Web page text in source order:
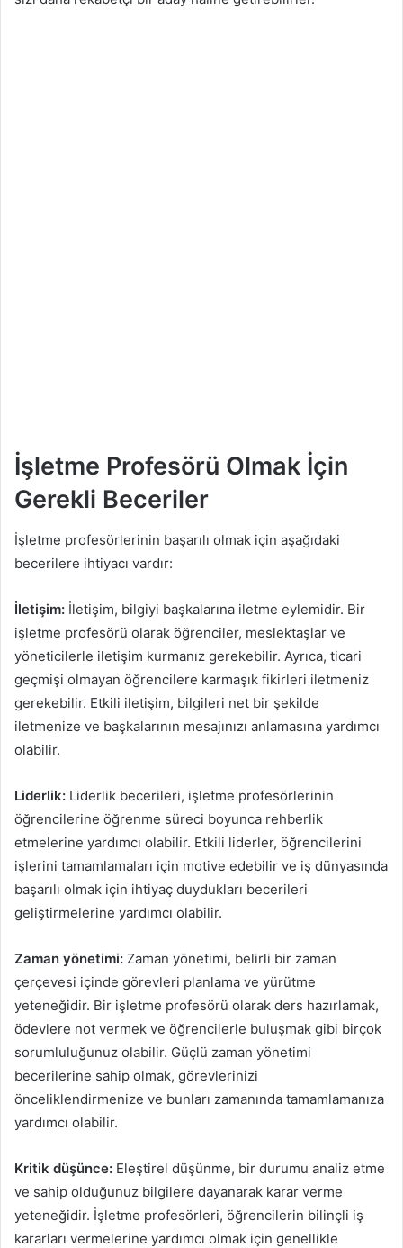
İşletme Profesörü Olmak İçin
Gerekli Beceriler
İşletme profesörlerinin başarılı olmak için aşağıdaki
becerilere ihtiyacı vardır:
İletişim: İletişim, bilgiyi başkalarına iletme eylemidir. Bir
işletme profesörü olarak öğrenciler, meslektaşlar ve
yöneticilerle iletişim kurmanız gerekebilir. Ayrıca, ticari
geçmişi olmayan öğrencilere karmaşık fikirleri iletmeniz
gerekebilir. Etkili iletişim, bilgileri net bir şekilde
iletmenize ve başkalarının mesajınızı anlamasına yardımcı
olabilir.
Liderlik: Liderlik becerileri, işletme profesörlerinin
öğrencilerine öğrenme süreci boyunca rehberlik
etmelerine yardımcı olabilir. Etkili liderler, öğrencilerini
işlerini tamamlamaları için motive edebilir ve iş dünyasında
başarılı olmak için ihtiyaç duydukları becerileri
geliştirmelerine yardımcı olabilir.
Zaman yönetimi: Zaman yönetimi, belirli bir zaman
çerçevesi içinde görevleri planlama ve yürütme
yeteneğidir. Bir işletme profesörü olarak ders hazırlamak,
ödevlere not vermek ve öğrencilerle buluşmak gibi birçok
sorumluluğunuz olabilir. Güçlü zaman yönetimi
becerilerine sahip olmak, görevlerinizi
önceliklendirmenize ve bunları zamanında tamamlamanıza
yardımcı olabilir.
Kritik düşünce: Eleştirel düşünme, bir durumu analiz etme
ve sahip olduğunuz bilgilere dayanarak karar verme
yeteneğidir. İşletme profesörleri, öğrencilerin bilinçli iş
kararları vermelerine yardımcı olmak için genellikle